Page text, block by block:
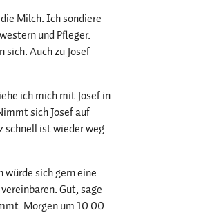
Milch. Ich sondiere
und Pfleger.
Auch zu Josef
ich mich mit Josef in
sich Josef auf
schnell ist wieder weg.
sich gern eine
Gut, sage
Morgen um 10.00